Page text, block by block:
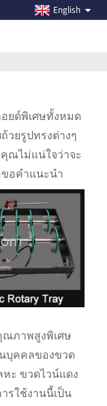
English
จการพิมพ์ส่วน
ยด์พิเศษทั้งหมด
วยรูปทรงต่างๆ
ณไม่แน่ใจว่าจะ
ขอคำแนะนำ
ณภาพสูงพิเศษ
บุคคลของขวด
ะ ขวดไวน์แดง
รใช้งานนี้เป็น